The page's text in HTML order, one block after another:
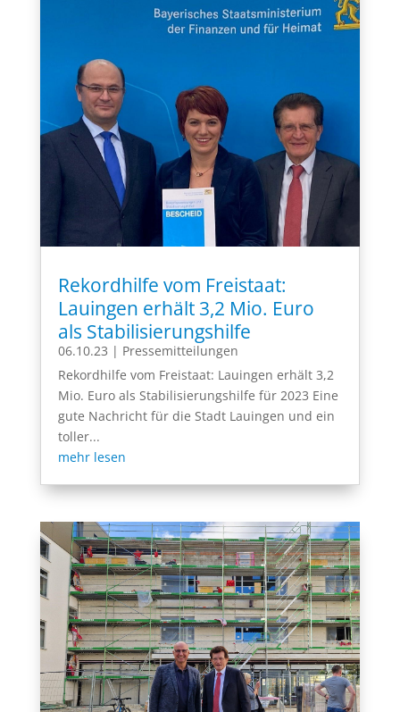
Rekordhilfe vom Freistaat:
Lauingen erhält 3,2 Mio. Euro
als Stabilisierungshilfe
06.10.23 | Pressemitteilungen
Rekordhilfe vom Freistaat: Lauingen erhält 3,2
Mio. Euro als Stabilisierungshilfe für 2023 Eine
gute Nachricht für die Stadt Lauingen und ein
toller...
mehr lesen